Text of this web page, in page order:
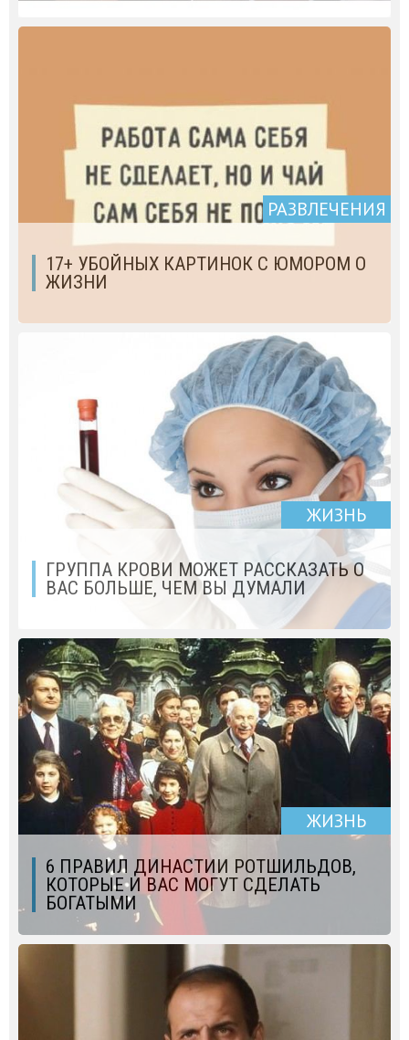
РАЗВЛЕЧЕНИЯ
17+ УБОЙНЫХ КАРТИНОК С ЮМОРОМ О
ЖИЗНИ
ЖИЗНЬ
ГРУППА КРОВИ МОЖЕТ РАССКАЗАТЬ О
ВАС БОЛЬШЕ, ЧЕМ ВЫ ДУМАЛИ
ЖИЗНЬ
6 ПРАВИЛ ДИНАСТИИ РОТШИЛЬДОВ,
КОТОРЫЕ И ВАС МОГУТ СДЕЛАТЬ
БОГАТЫМИ